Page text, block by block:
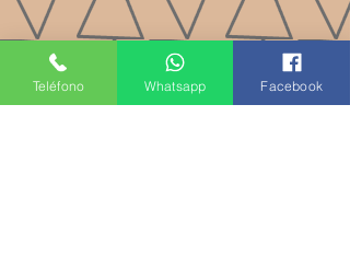
Teléfono Whatsapp Facebook